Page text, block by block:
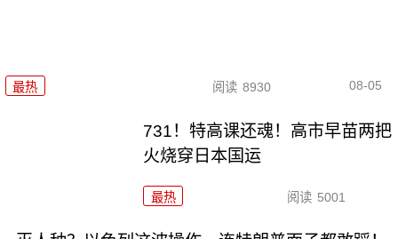
最热 阅读 8930 08-05
731！特高课还魂！高市早苗两把
火烧穿日本国运
最热 阅读 5001